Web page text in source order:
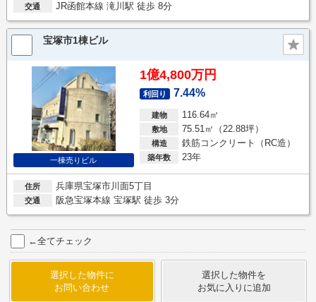
交通 JR函館本線 滝川駅 徒歩 8分
宝塚市1棟ビル
一棟売りビル
1億4,800万円
利回り 7.44%
建物 116.64㎡
敷地 75.51㎡（22.88坪）
構造 鉄筋コンクリート（RC造）
築年数 23年
住所 兵庫県宝塚市川面5丁目
交通 阪急宝塚本線 宝塚駅 徒歩 3分
←全てチェック
選択した物件に
お問い合わせ
選択した物件を
お気に入りに追加